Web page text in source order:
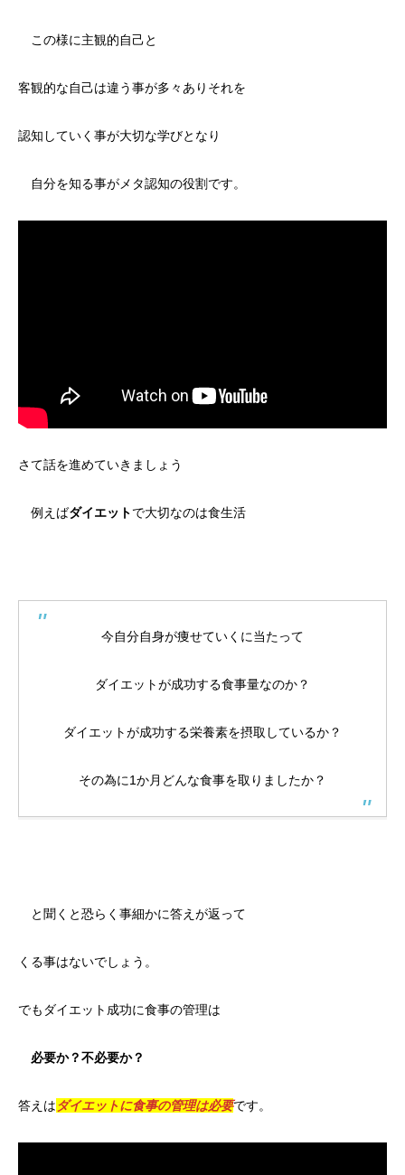
この様に主観的自己と
客観的な自己は違う事が多々ありそれを
認知していく事が大切な学びとなり
自分を知る事がメタ認知の役割です。
さて話を進めていきましょう
例えばダイエットで大切なのは食生活
今自分自身が痩せていくに当たって
ダイエットが成功する食事量なのか？
ダイエットが成功する栄養素を摂取しているか？
その為に1か月どんな食事を取りましたか？
と聞くと恐らく事細かに答えが返って
くる事はないでしょう。
でもダイエット成功に食事の管理は
必要か？不必要か？
答えはダイエットに食事の管理は必要です。